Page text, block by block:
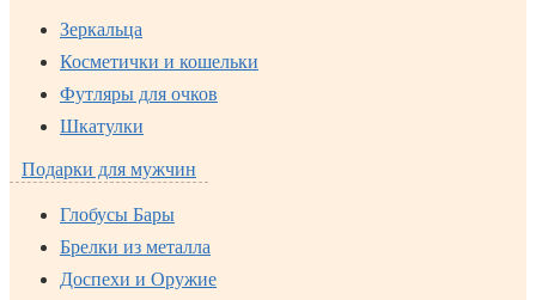
Зеркальца
Косметички и кошельки
Футляры для очков
Шкатулки
Подарки для мужчин
Глобусы Бары
Брелки из металла
Доспехи и Оружие